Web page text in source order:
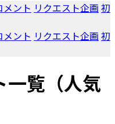
メント リクエスト企画 初
メント リクエスト企画 初
一覧（人気